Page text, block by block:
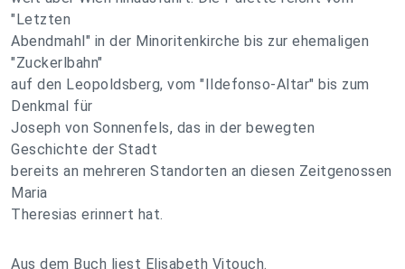
"Letzten
Abendmahl" in der Minoritenkirche bis zur ehemaligen
"Zuckerlbahn"
auf den Leopoldsberg, vom "Ildefonso-Altar" bis zum
Denkmal für
Joseph von Sonnenfels, das in der bewegten
Geschichte der Stadt
bereits an mehreren Standorten an diesen Zeitgenossen
Maria
Theresias erinnert hat.
Aus dem Buch liest Elisabeth Vitouch.